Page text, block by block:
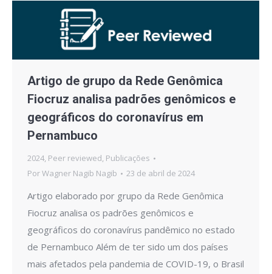
Artigo de grupo da Rede Genômica
Fiocruz analisa padrões genômicos e
geográficos do coronavírus em
Pernambuco
2024, Peer reviewed, Publicações
PorWagner Nagib Nagib 23 de abril de 2024
Artigo elaborado por grupo da Rede Genômica
Fiocruz analisa os padrões genômicos e
geográficos do coronavírus pandêmico no estado
de Pernambuco Além de ter sido um dos países
mais afetados pela pandemia de COVID-19, o Brasil